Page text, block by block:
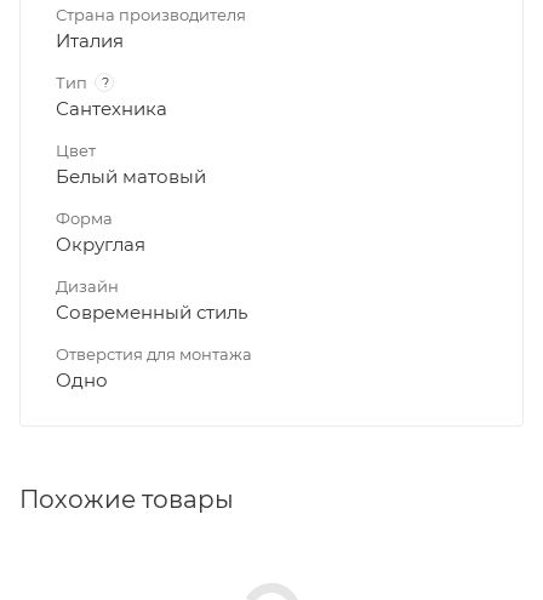
Страна производителя
Италия
Тип ?
Сантехника
Цвет
Белый матовый
Форма
Округлая
Дизайн
Современный стиль
Отверстия для монтажа
Одно
Похожие товары